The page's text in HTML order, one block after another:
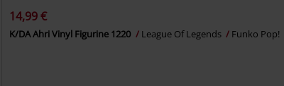
14,99 €
K/DA Ahri Vinyl Figurine 1220 League Of Legends Funko Pop!